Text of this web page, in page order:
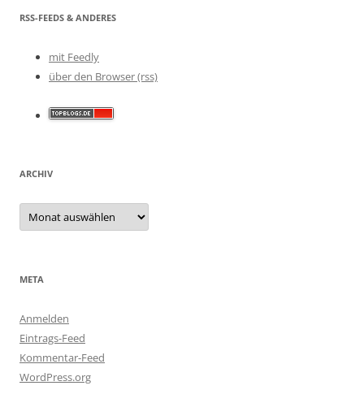
RSS-FEEDS & ANDERES
mit Feedly
über den Browser (rss)
ARCHIV
Archiv
META
Anmelden
Eintrags-Feed
Kommentar-Feed
WordPress.org